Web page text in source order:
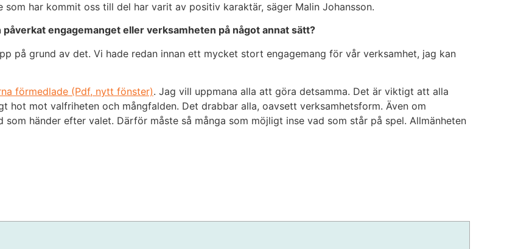
har kommit oss till del har varit av positiv karaktär, säger Malin Johansson.
engagemanget eller verksamheten på något annat sätt?
på grund av det. Vi hade redan innan ett mycket stort engagemang för vår verksamhet, jag kan
förmedlade (Pdf, nytt fönster). Jag vill uppmana alla att göra detsamma. Det är viktigt att alla
mot valfriheten och mångfalden. Det drabbar alla, oavsett verksamhetsform. Även om
händer efter valet. Därför måste så många som möjligt inse vad som står på spel. Allmänheten